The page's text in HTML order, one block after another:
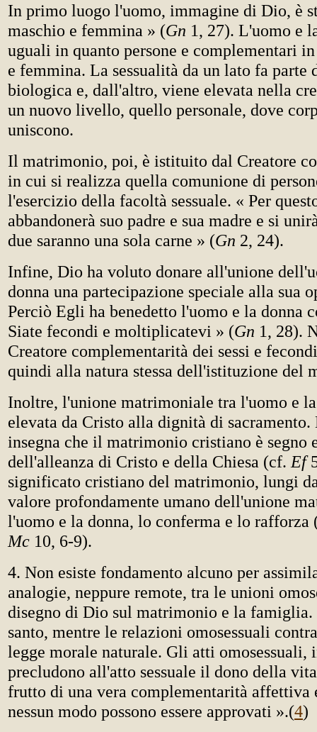
In primo luogo l'uomo, immagine di Dio, è
maschio e femmina » (Gn 1, 27). L'uomo e
uguali in quanto persone e complementari
e femmina. La sessualità da un lato fa parte
biologica e, dall'altro, viene elevata nella
un nuovo livello, quello personale, dove
uniscono.
Il matrimonio, poi, è istituito dal Creatore
in cui si realizza quella comunione di
l'esercizio della facoltà sessuale. « Per
abbandonerà suo padre e sua madre e si
due saranno una sola carne » (Gn 2, 24).
Infine, Dio ha voluto donare all'unione
donna una partecipazione speciale alla sua
Perciò Egli ha benedetto l'uomo e la donna
Siate fecondi e moltiplicatevi » (Gn 1, 28).
Creatore complementarità dei sessi e
quindi alla natura stessa dell'istituzione del
Inoltre, l'unione matrimoniale tra l'uomo e la
elevata da Cristo alla dignità di sacramento.
insegna che il matrimonio cristiano è segno
dell'alleanza di Cristo e della Chiesa (cf. Ef
significato cristiano del matrimonio, lungi
valore profondamente umano dell'unione
l'uomo e la donna, lo conferma e lo rafforza
Mc 10, 6-9).
4. Non esiste fondamento alcuno per
analogie, neppure remote, tra le unioni
disegno di Dio sul matrimonio e la
santo, mentre le relazioni omosessuali
legge morale naturale. Gli atti omosessuali,
precludono all'atto sessuale il dono della
frutto di una vera complementarità affettiva
nessun modo possono essere approvati ».(4)